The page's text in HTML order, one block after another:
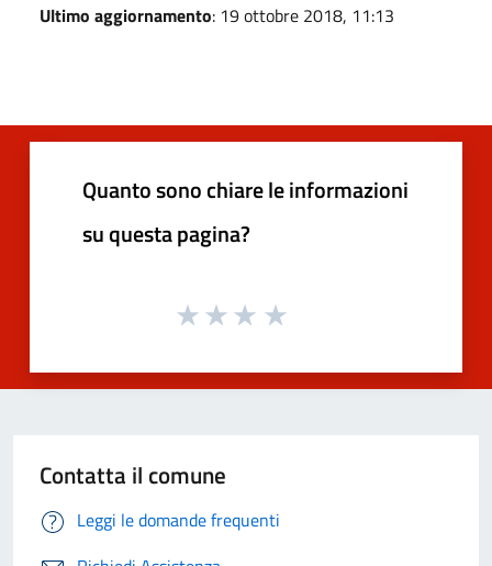
Ultimo aggiornamento: 19 ottobre 2018, 11:13
Quanto sono chiare le informazioni
su questa pagina?
Contatta il comune
Leggi le domande frequenti